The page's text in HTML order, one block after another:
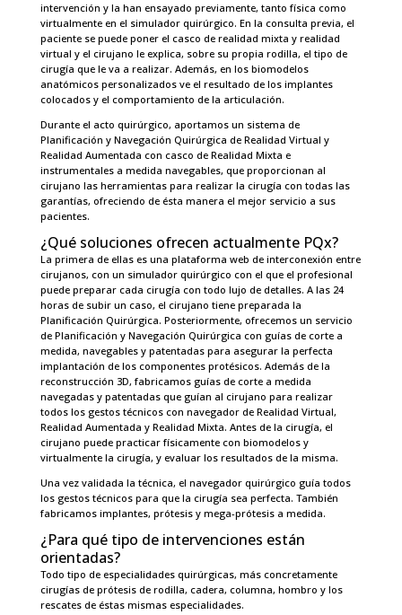
intervención y la han ensayado previamente, tanto física como
virtualmente en el simulador quirúrgico. En la consulta previa, el
paciente se puede poner el casco de realidad mixta y realidad
virtual y el cirujano le explica, sobre su propia rodilla, el tipo de
cirugía que le va a realizar. Además, en los biomodelos
anatómicos personalizados ve el resultado de los implantes
colocados y el comportamiento de la articulación.
Durante el acto quirúrgico, aportamos un sistema de
Planificación y Navegación Quirúrgica de Realidad Virtual y
Realidad Aumentada con casco de Realidad Mixta e
instrumentales a medida navegables, que proporcionan al
cirujano las herramientas para realizar la cirugía con todas las
garantías, ofreciendo de ésta manera el mejor servicio a sus
pacientes.
¿Qué soluciones ofrecen actualmente PQx?
La primera de ellas es una plataforma web de interconexión entre
cirujanos, con un simulador quirúrgico con el que el profesional
puede preparar cada cirugía con todo lujo de detalles. A las 24
horas de subir un caso, el cirujano tiene preparada la
Planificación Quirúrgica. Posteriormente, ofrecemos un servicio
de Planificación y Navegación Quirúrgica con guías de corte a
medida, navegables y patentadas para asegurar la perfecta
implantación de los componentes protésicos. Además de la
reconstrucción 3D, fabricamos guías de corte a medida
navegadas y patentadas que guían al cirujano para realizar
todos los gestos técnicos con navegador de Realidad Virtual,
Realidad Aumentada y Realidad Mixta. Antes de la cirugía, el
cirujano puede practicar físicamente con biomodelos y
virtualmente la cirugía, y evaluar los resultados de la misma.
Una vez validada la técnica, el navegador quirúrgico guía todos
los gestos técnicos para que la cirugía sea perfecta. También
fabricamos implantes, prótesis y mega-prótesis a medida.
¿Para qué tipo de intervenciones están
orientadas?
Todo tipo de especialidades quirúrgicas, más concretamente
cirugías de prótesis de rodilla, cadera, columna, hombro y los
rescates de éstas mismas especialidades.